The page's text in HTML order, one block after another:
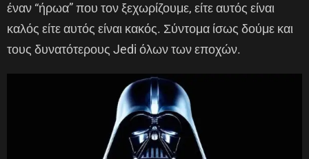
έναν “ήρωα” που τον ξεχωρίζουμε, είτε αυτός είναι
καλός είτε αυτός είναι κακός. Σύντομα ίσως δούμε και
τους δυνατότερους Jedi όλων των εποχών.